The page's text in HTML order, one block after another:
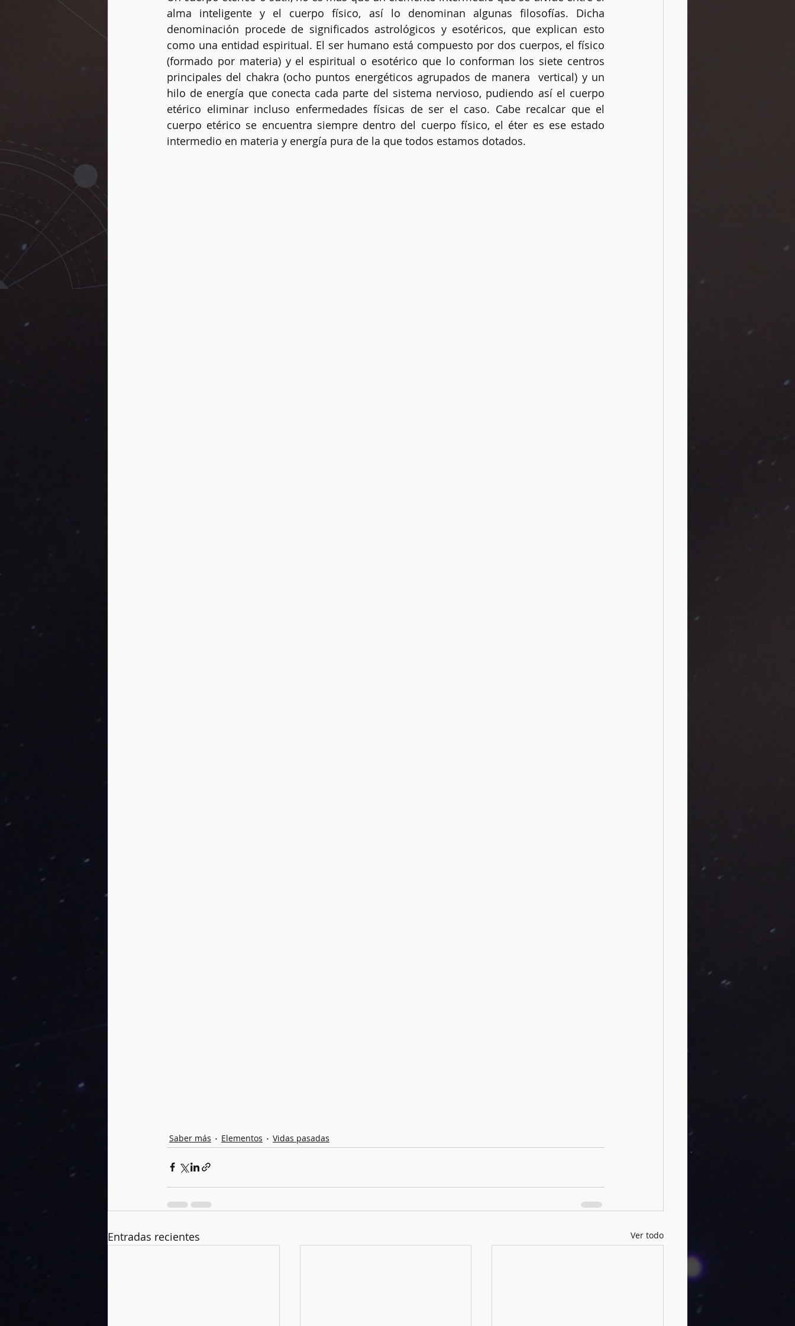
Vidas pasadas Dogmas Clarividencia Chakras Limpias energéticas Altar Rituales
Rueda del año Péndulo Kybalión
alma inteligente y el cuerpo físico, así lo denominan algunas filosofías. Dicha
denominación procede de significados astrológicos y esotéricos, que explican esto
como una entidad espiritual. El ser humano está compuesto por dos cuerpos, el físico
(formado por materia) y el espiritual o esotérico que lo conforman los siete centros
principales del chakra (ocho puntos energéticos agrupados de manera  vertical) y un
hilo de energía que conecta cada parte del sistema nervioso, pudiendo así el cuerpo
etérico eliminar incluso enfermedades físicas de ser el caso. Cabe recalcar que el
cuerpo etérico se encuentra siempre dentro del cuerpo físico, el éter es ese estado
intermedio en materia y energía pura de la que todos estamos dotados.
Saber más Elementos Vidas pasadas
Entradas recientes Ver todo